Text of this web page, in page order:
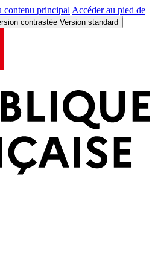
contenu principal Accéder au pied de
contrastée Version standard